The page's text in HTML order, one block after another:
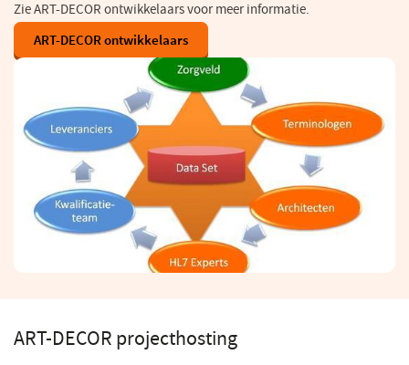
Zie ART-DECOR ontwikkelaars voor meer informatie.
ART-DECOR ontwikkelaars(opent
in
een
nieuw
venster)
ART-DECOR projecthosting